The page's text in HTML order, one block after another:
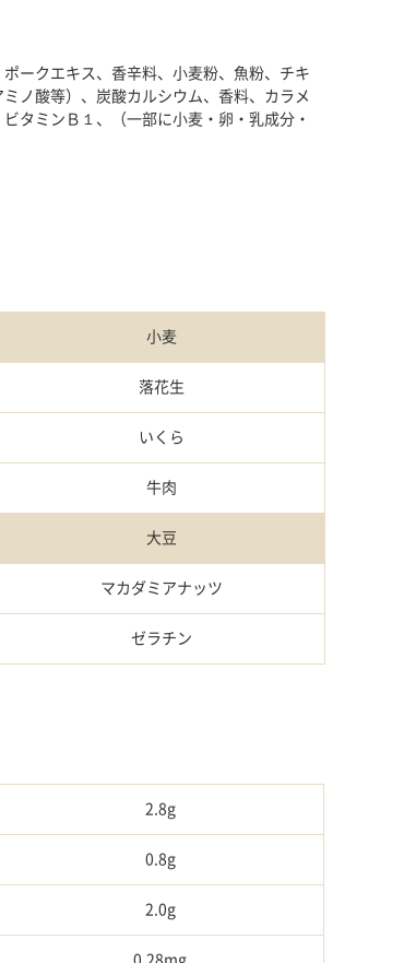
ークエキス、香辛料、小麦粉、魚粉、チキ
ノ酸等）、炭酸カルシウム、香料、カラメ
タミンＢ１、（一部に小麦・卵・乳成分・
小麦
落花生
いくら
牛肉
大豆
マカダミアナッツ
ゼラチン
2.8g
0.8g
2.0g
0.28mg